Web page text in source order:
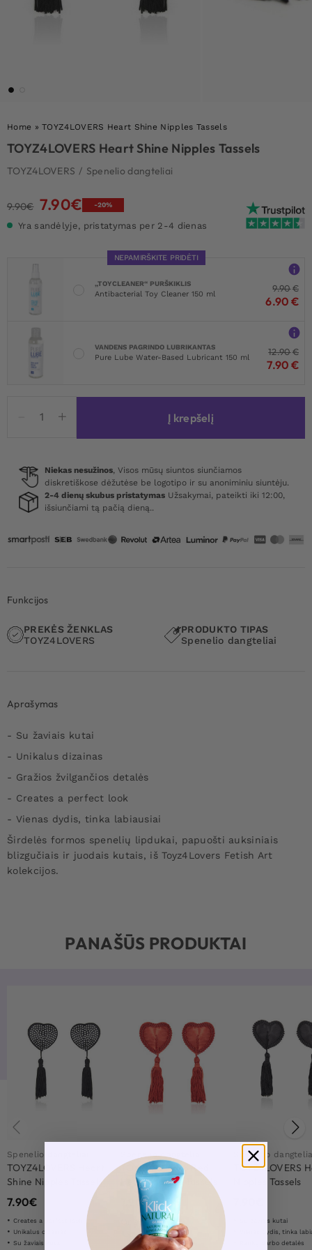
Home »TOYZ4LOVERS Heart Shine Nipples Tassels
TOYZ4LOVERS Heart Shine Nipples Tassels
TOYZ4LOVERS / Spenelio dangteliai
9.90€ Original
7.90€ Current
is:
7.90€.
-20%
Yra sandėlyje, pristatymas per 2-4 dienas
NEPAMIRŠKITE PRIDĖTI
„TOYCLEANER“ PURŠKIKLIS
Antibacterial Toy Cleaner 150 ml
9.90€
6.90 €
VANDENS PAGRINDO LUBRIKANTAS
Pure Lube Water-Based Lubricant 150 ml
12.90€
7.90 €
kiekis:
TOYZ4LOVERS
Shine
Nipples
Tassels
Į krepšelį
Niekas nesužinos, Visos mūsų siuntos siunčiamos
diskretiškose dėžutėse be logotipo ir su anoniminiu siuntėju.
2-4 dienų skubus pristatymas Užsakymai, pateikti iki 12:00,
išsiunčiami tą pačią dieną..
Funkcijos
PREKĖS ŽENKLAS
TOYZ4LOVERS
PRODUKTO TIPAS
Spenelio dangteliai
Aprašymas
- Su žaviais kutai
- Unikalus dizainas
- Gražios žvilgančios detalės
- Creates a perfect look
- Vienas dydis, tinka labiausiai
Širdelės formos spenelių lipdukai, papuošti auksiniais
blizgučiais ir juodais kutais, iš Toyz4Lovers Fetish Art
kolekcijos.
PANAŠŪS PRODUKTAI
Spenelio dangteliai
TOYZ4LOVERS Heart
Shine Nipples Tassels
Black
7.90€
Creates a perfect look
Unikalus dizainas
Su žaviais kutai
Spenelio dangteliai
TOYZ4LOVERS Red
Heart Nipples Tassels
7.90€
Onesize
Spenelio
TOYZ4LOVERS
Nipples Tassels
Su žaviais kutai
Vienas dydis, tinka
Rankų darbo detalės